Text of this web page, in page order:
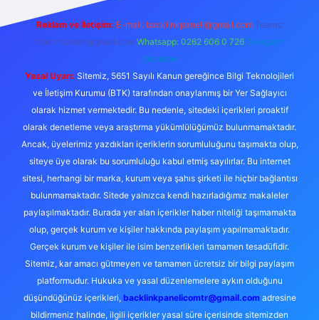
Reklam ve İletişim: E-mail: backlinkpaneli@gmail.com Teams:
forumhizmeti@gmail.com Whatsapp: 0262 606 0 726 Telegram:
@karabul
Yasal Uyarı: Sitemiz, 5651 Sayılı Kanun gereğince Bilgi Teknolojileri
ve İletişim Kurumu (BTK) tarafından onaylanmış bir Yer Sağlayıcı
olarak hizmet vermektedir. Bu nedenle, sitedeki içerikleri proaktif
olarak denetleme veya araştırma yükümlülüğümüz bulunmamaktadır.
Ancak, üyelerimiz yazdıkları içeriklerin sorumluluğunu taşımakta olup,
siteye üye olarak bu sorumluluğu kabul etmiş sayılırlar. Bu internet
sitesi, herhangi bir marka, kurum veya şahıs şirketi ile hiçbir bağlantısı
bulunmamaktadır. Sitede yalnızca kendi hazırladığımız makaleler
paylaşılmaktadır. Burada yer alan içerikler haber niteliği taşımamakta
olup, gerçek kurum ve kişiler hakkında paylaşım yapılmamaktadır.
Gerçek kurum ve kişiler ile isim benzerlikleri tamamen tesadüfidir.
Sitemiz, kar amacı gütmeyen ve tamamen ücretsiz bir bilgi paylaşım
platformudur. Hukuka ve yasal düzenlemelere aykırı olduğunu
düşündüğünüz içerikleri, backlinkpanelicomtr@gmail.comadresine
bildirmeniz halinde, ilgili içerikler yasal süre içerisinde sitemizden